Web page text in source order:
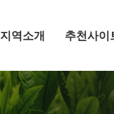
지역소개 추천사이